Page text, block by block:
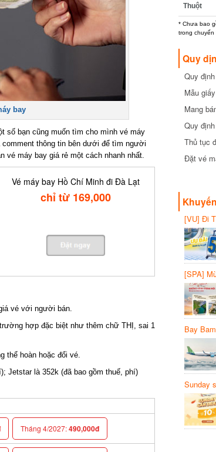
bay
bạn cũng muốn tìm cho mình vé máy
thông tin bên dưới để tìm người
máy bay giá rẻ một cách nhanh nhất.
Vé máy bay Hồ Chí Minh đi Đà Lạt
chỉ từ 169,000
vé với người bán.
hợp đặc biệt như thêm chữ THỊ, sai 1
thể hoàn hoặc đổi vé.
Jetstar là 352k (đã bao gồm thuế, phí)
Tháng 4/2027:490,000đ
Thuột
* Chưa bao
trong chuyến
Quy
Quy
cần biết
Mẫu
Mang
Quy
Thủ tục
Đặt vé
[VU] Đi
giảm
[SPA]
20%
Bay
Sunday